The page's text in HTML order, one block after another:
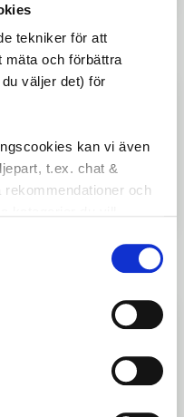
tekniker för att
mäta och förbättra
väljer det) för
kan vi även
t.ex. chat &
och
stil.
Lägg